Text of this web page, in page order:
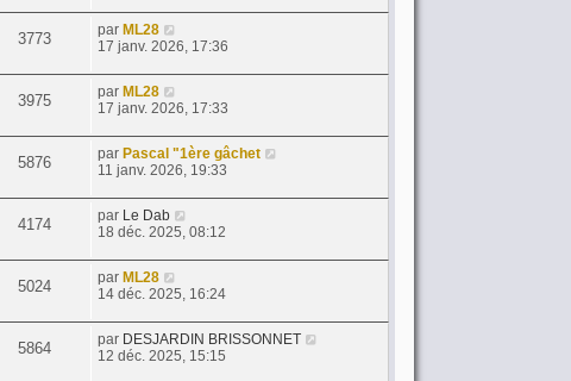
3773 par ML28
17 janv. 2026, 17:36
3975 par ML28
17 janv. 2026, 17:33
5876 par Pascal "1ère gâchet
11 janv. 2026, 19:33
4174 par Le Dab
18 déc. 2025, 08:12
5024 par ML28
14 déc. 2025, 16:24
5864 par DESJARDIN BRISSONNET
12 déc. 2025, 15:15